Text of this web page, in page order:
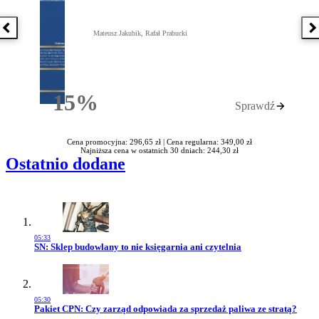
Poprzednia książka
15%Rabatu
Mateusz Jakubik, Rafał Prabucki
Sprawdź
Cena promocyjna: 296,65 zł | Cena regularna: 349,00 zł
Najniższa cena w ostatnich 30 dniach: 244,30 zł
Ostatnio dodane
05:33
Przejdź do artykułu:
SN: Sklep budowlany to nie księgarnia ani czytelnia
05:30
Przejdź do artykułu:
Pakiet CPN: Czy zarząd odpowiada za sprzedaż paliwa ze stratą?